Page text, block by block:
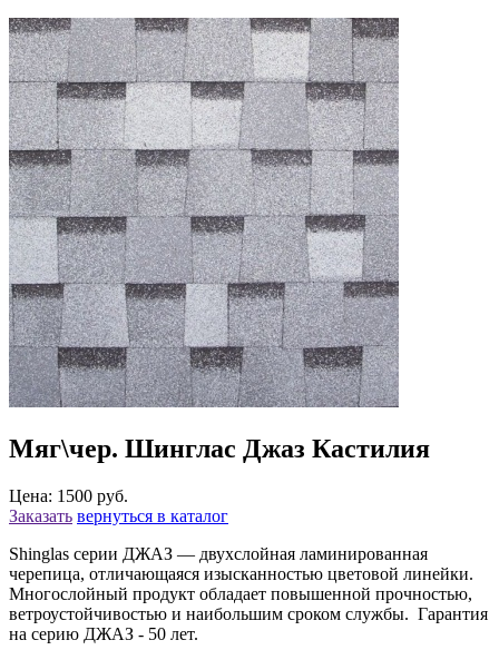
Мяг\чер. Шинглас Джаз Кастилия
Цена: 1500 руб.
Заказать вернуться в каталог
Shinglas серии ДЖАЗ — двухслойная ламинированная
черепица, отличающаяся изысканностью цветовой линейки.
Многослойный продукт обладает повышенной прочностью,
ветроустойчивостью и наибольшим сроком службы. Гарантия
на серию ДЖАЗ - 50 лет.